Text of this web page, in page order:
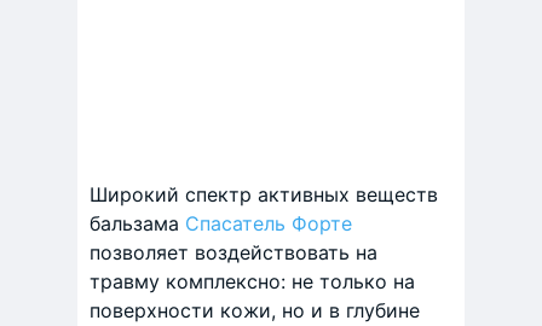
Широкий спектр активных веществ
бальзама Спасатель Форте
позволяет воздействовать на
травму комплексно: не только на
поверхности кожи, но и в глубине